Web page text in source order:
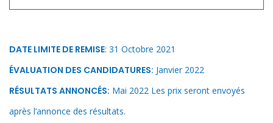
DATE LIMITE DE REMISE: 31 Octobre 2021
ÉVALUATION DES CANDIDATURES: Janvier 2022
RÉSULTATS ANNONCÉS: Mai 2022 Les prix seront envoyés
après l’annonce des résultats.